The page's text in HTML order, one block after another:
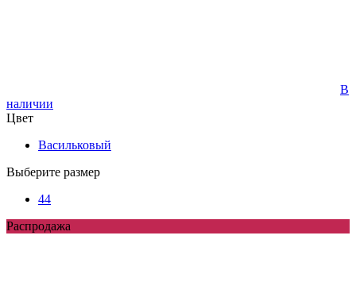
В
наличии
Цвет
Васильковый
Выберите размер
44
Распродажа